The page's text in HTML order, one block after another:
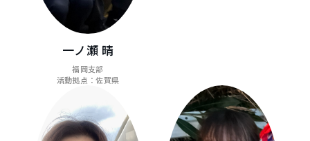
一ノ瀬 晴
福岡支部
活動拠点：佐賀県